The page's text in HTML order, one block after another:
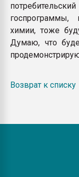
госпрограммы,
химии, тоже
Думаю, что
Возврат к списку